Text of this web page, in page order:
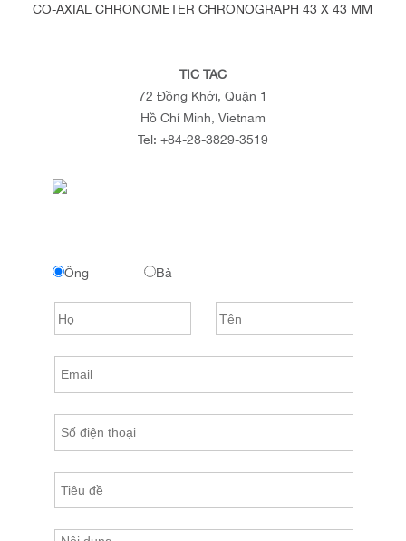
CO-AXIAL CHRONOMETER CHRONOGRAPH 43 X 43 MM
TIC TAC
72 Đồng Khởi, Quận 1
Hồ Chí Minh, Vietnam
Tel: +84-28-3829-3519
Ông Bà